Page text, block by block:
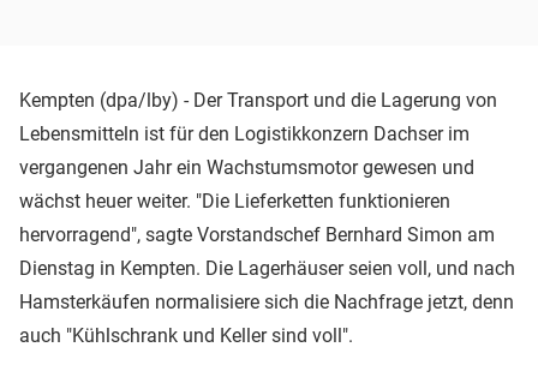
Kempten (dpa/lby) - Der Transport und die Lagerung von
Lebensmitteln ist für den Logistikkonzern Dachser im
vergangenen Jahr ein Wachstumsmotor gewesen und
wächst heuer weiter. "Die Lieferketten funktionieren
hervorragend", sagte Vorstandschef Bernhard Simon am
Dienstag in Kempten. Die Lagerhäuser seien voll, und nach
Hamsterkäufen normalisiere sich die Nachfrage jetzt, denn
auch "Kühlschrank und Keller sind voll".